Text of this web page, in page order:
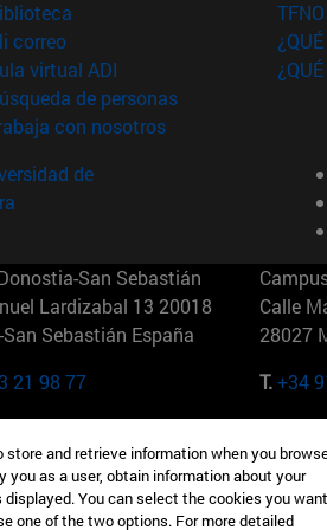
(abre en nueva ventana)
correo(abre en nueva ventana)
virtual ADI (abre en nueva ventana)
de personas(abre en nueva
con nosotros(abre en nueva
de
San Sebastián
Lardizabal 13 20018
Sebastián España
21 98 77
Calle
28027
T.+34
St 10019-2201 Nueva York Maria-
Múnich
and retrieve information when you
as a user, obtain information about your
You can select the cookies you want
one of the two options. For more detailed